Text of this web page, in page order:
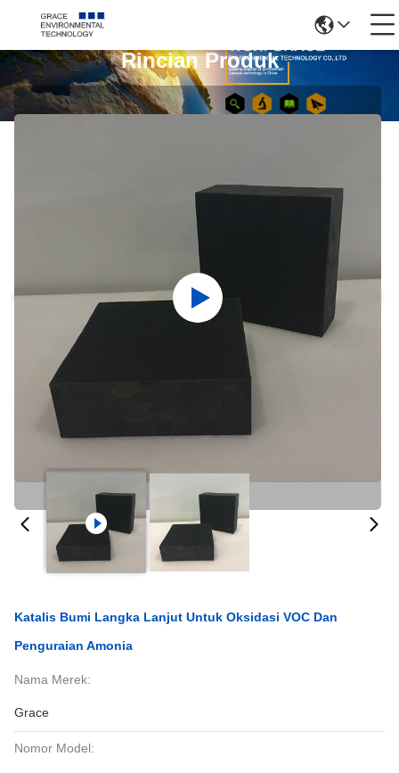
Rincian Produk
Katalis Bumi Langka Lanjut Untuk Oksidasi VOC Dan
Penguraian Amonia
Nama Merek:
Grace
Nomor Model: